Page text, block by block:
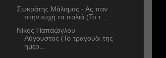
Σωκράτης Μάλαμας - Ας παν
στην ευχή τα παλιά (Το τ...
Νίκος Παπάζογλου -
Αύγουστος (Το τραγούδι της
ημέρ...